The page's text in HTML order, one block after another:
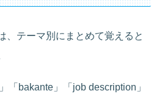
、テーマ別にまとめて覚えると
「bakante」「job description」